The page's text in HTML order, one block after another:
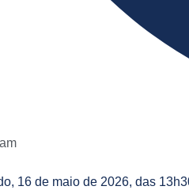
16 de maio de 2026, das